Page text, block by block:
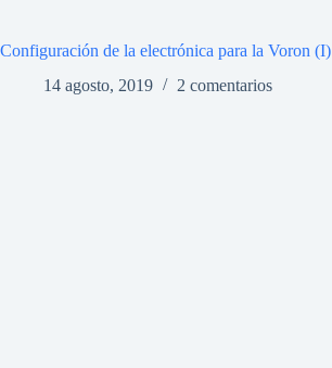
Configuración de la electrónica para la Voron (I)
14 agosto, 2019
2 comentarios